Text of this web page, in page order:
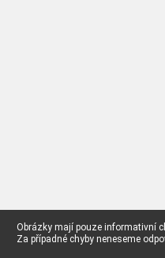
Obrázky mají pouze informativní
Za případné chyby neneseme